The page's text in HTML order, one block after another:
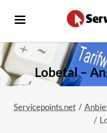
Lobetal –
Servicepoints.net